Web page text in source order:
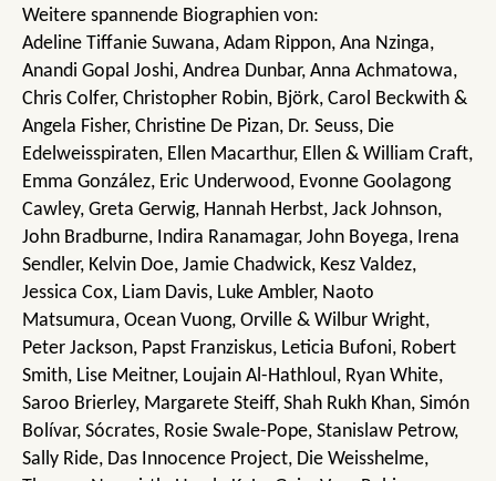
Weitere spannende Biographien von:
Adeline Tiffanie Suwana, Adam Rippon, Ana Nzinga,
Anandi Gopal Joshi, Andrea Dunbar, Anna Achmatowa,
Chris Colfer, Christopher Robin, Björk, Carol Beckwith &
Angela Fisher, Christine De Pizan, Dr. Seuss, Die
Edelweisspiraten, Ellen Macarthur, Ellen & William Craft,
Emma González, Eric Underwood, Evonne Goolagong
Cawley, Greta Gerwig, Hannah Herbst, Jack Johnson,
John Bradburne, Indira Ranamagar, John Boyega, Irena
Sendler, Kelvin Doe, Jamie Chadwick, Kesz Valdez,
Jessica Cox, Liam Davis, Luke Ambler, Naoto
Matsumura, Ocean Vuong, Orville & Wilbur Wright,
Peter Jackson, Papst Franziskus, Leticia Bufoni, Robert
Smith, Lise Meitner, Loujain Al-Hathloul, Ryan White,
Saroo Brierley, Margarete Steiff, Shah Rukh Khan, Simón
Bolívar, Sócrates, Rosie Swale-Pope, Stanislaw Petrow,
Sally Ride, Das Innocence Project, Die Weisshelme,